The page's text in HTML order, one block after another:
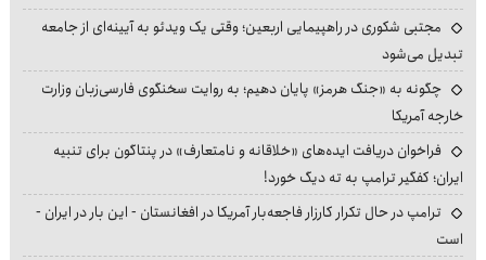
مجتبی شکوری در راهپیمایی اربعین؛ وقتی یک ویدئو به آیینه‌ای از جامعه
تبدیل می‌شود
چگونه به «جنگ هرمز» پایان دهیم؛ به روایت سخنگوی فارسی‌زبان وزارت
خارجه آمریکا
فراخوان دریافت ایده‌های «خلاقانه و نامتعارف» در پنتاگون برای تنبیه
ایران؛ کفگیر ترامپ به ته دیگ خورد!
ترامپ در حال تکرار کارزار فاجعه‌بار آمریکا در افغانستان - این بار در ایران -
است